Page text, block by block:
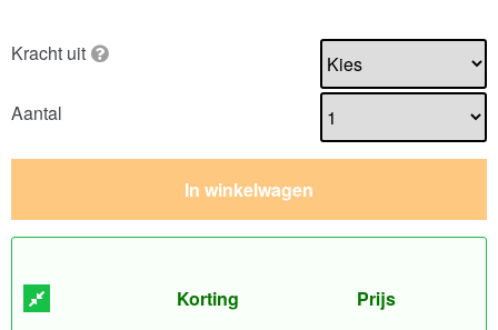
Kracht uit
Aantal
In winkelwagen
Korting Prijs